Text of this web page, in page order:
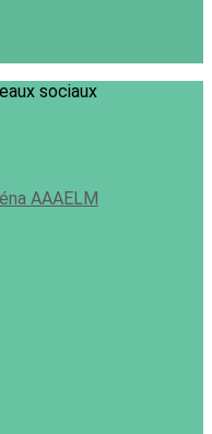
sociaux